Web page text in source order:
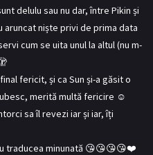
delulu sau nu dar, între Pikin și
aruncat niște privi de prima data
cum se uita unul la altul (nu m-
fericit, și ca Sun și-a găsit o
merită multă fericire ☺️
sa îl revezi iar și iar, îți
traducea minunată 😘😘😘😘❤️